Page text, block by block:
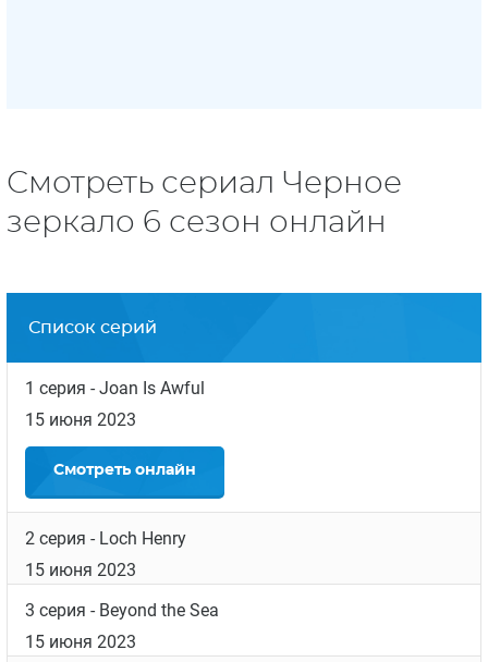
Смотреть сериал Черное
зеркало 6 сезон онлайн
Список серий
1 серия - Joan Is Awful
15 июня 2023
Смотреть онлайн
2 серия - Loch Henry
15 июня 2023
3 серия - Beyond the Sea
15 июня 2023